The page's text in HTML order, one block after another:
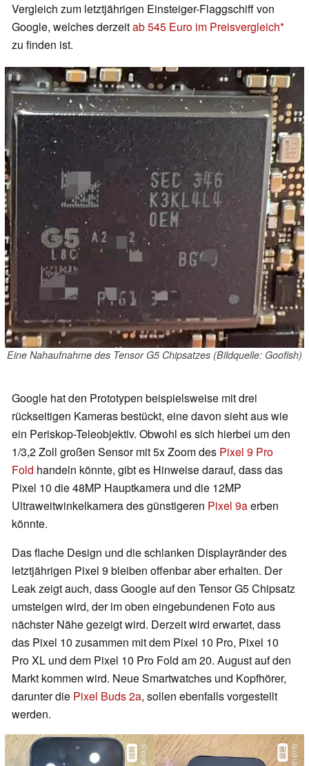
Vergleich zum letztjährigen Einsteiger-Flaggschiff von
Google, welches derzeitab 545 Euro im Preisvergleich
zu finden ist.
Eine Nahaufnahme des Tensor G5 Chipsatzes (Bildquelle: Goofish)
Google hat den Prototypen beispielsweise mit drei
rückseitigen Kameras bestückt, eine davon sieht aus wie
ein Periskop-Teleobjektiv. Obwohl es sich hierbei um den
1/3,2 Zoll großen Sensor mit 5x Zoom des Pixel 9 Pro
Fold handeln könnte, gibt es Hinweise darauf, dass das
Pixel 10 die 48MP Hauptkamera und die 12MP
Ultraweitwinkelkamera des günstigeren Pixel 9aerben
könnte.
Das flache Design und die schlanken Displayränder des
letztjährigen Pixel 9 bleiben offenbar aber erhalten. Der
Leak zeigt auch, dass Google auf den Tensor G5 Chipsatz
umsteigen wird, der im oben eingebundenen Foto aus
nächster Nähe gezeigt wird. Derzeit wird erwartet, dass
das Pixel 10 zusammen mit dem Pixel 10 Pro, Pixel 10
Pro XL und dem Pixel 10 Pro Fold am 20. August auf den
Markt kommen wird. Neue Smartwatches und Kopfhörer,
darunter die Pixel Buds 2a, sollen ebenfalls vorgestellt
werden.